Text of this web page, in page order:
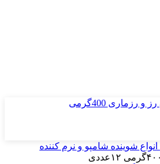
انواع شوینده شامپو و نرم کننده